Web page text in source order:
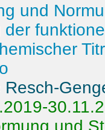
und
der
Resch-
und